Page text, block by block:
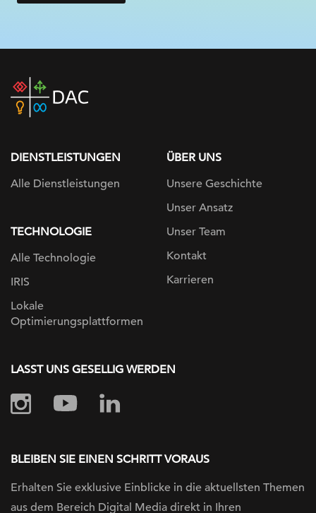
DAC
home
DIENSTLEISTUNGEN
Alle Dienstleistungen
TECHNOLOGIE
Alle Technologie
IRIS
Lokale
Optimierungsplattformen
ÜBER UNS
Unsere Geschichte
Unser Ansatz
Unser Team
Kontakt
Karrieren
LASST UNS GESELLIG WERDEN
BLEIBEN SIE EINEN SCHRITT VORAUS
Erhalten Sie exklusive Einblicke in die aktuellsten Themen
aus dem Bereich Digital Media direkt in Ihren